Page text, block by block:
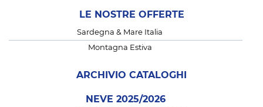
LE NOSTRE OFFERTE
Sardegna & Mare Italia
Montagna Estiva
ARCHIVIO CATALOGHI
NEVE 2025/2026